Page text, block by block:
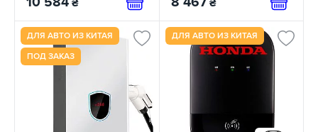
ДЛЯ АВТО ИЗ КИТАЯ
ПОД ЗАКАЗ
ДЛЯ АВТО ИЗ КИТАЯ